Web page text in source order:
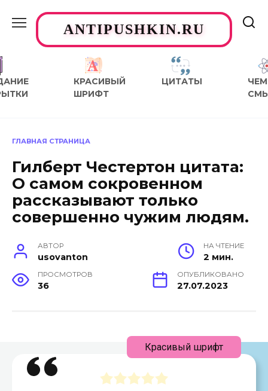
содержаниюANTIPUSHKIN.RU
КРАСИВЫЙ
ШРИФТ
ЦИТАТЫ
ЧЕМ
ГЛАВНАЯ СТРАНИЦА
Гилберт Честертон цитата:
О самом сокровенном
рассказывают только
совершенно чужим людям.
АВТОР
usovanton
НА ЧТЕНИЕ
2 мин.
ПРОСМОТРОВ
36
ОПУБЛИКОВАНО
27.07.2023
Красивый шрифт